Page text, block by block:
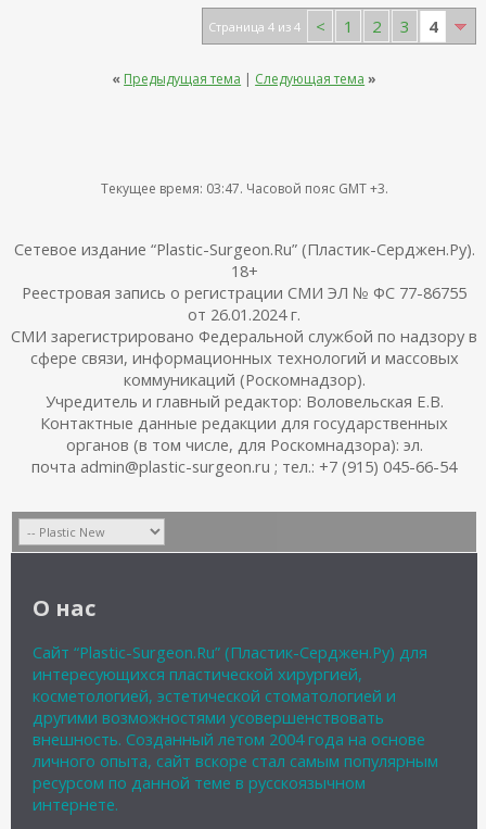
Страница 4 из 4 < 1 2 3 4
« Предыдущая тема | Следующая тема »
Текущее время: 03:47. Часовой пояс GMT +3.
Сетевое издание “Plastic-Surgeon.Ru” (Пластик-Серджен.Ру).
18+
Реестровая запись о регистрации СМИ ЭЛ № ФС 77-86755
от 26.01.2024 г.
СМИ зарегистрировано Федеральной службой по надзору в
сфере связи, информационных технологий и массовых
коммуникаций (Роскомнадзор).
Учредитель и главный редактор: Воловельская Е.В.
Контактные данные редакции для государственных
органов (в том числе, для Роскомнадзора): эл.
почта admin@plastic-surgeon.ru ; тел.: +7 (915) 045-66-54
О нас
Сайт “Plastic-Surgeon.Ru” (Пластик-Серджен.Ру) для
интересующихся пластической хирургией,
косметологией, эстетической стоматологией и
другими возможностями усовершенствовать
внешность. Созданный летом 2004 года на основе
личного опыта, сайт вскоре стал самым популярным
ресурсом по данной теме в русскоязычном
интернете.